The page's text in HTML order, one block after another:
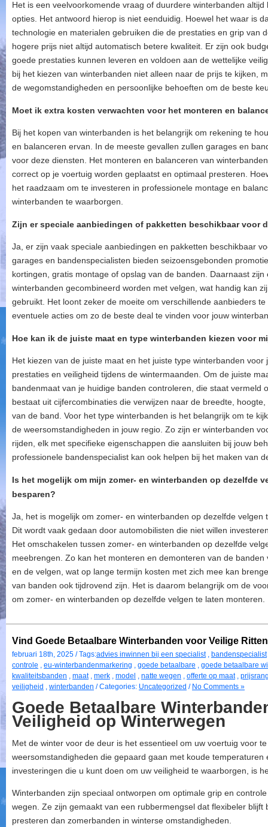
Het is een veelvoorkomende vraag of duurdere winterbanden
opties. Het antwoord hierop is niet eenduidig. Hoewel het waar is
technologie en materialen gebruiken die de prestaties en grip van
hogere prijs niet altijd automatisch betere kwaliteit. Er zijn ook
goede prestaties kunnen leveren en voldoen aan de wettelijke
bij het kiezen van winterbanden niet alleen naar de prijs te kijken,
de wegomstandigheden en persoonlijke behoeften om de beste
Moet ik extra kosten verwachten voor het monteren en
Bij het kopen van winterbanden is het belangrijk om rekening te
en balanceren ervan. In de meeste gevallen zullen garages en
voor deze diensten. Het monteren en balanceren van
correct op je voertuig worden geplaatst en optimaal presteren.
het raadzaam om te investeren in professionele montage en
winterbanden te waarborgen.
Zijn er speciale aanbiedingen of pakketten beschikbaar voor
Ja, er zijn vaak speciale aanbiedingen en pakketten beschikbaar
garages en bandenspecialisten bieden seizoensgebonden
kortingen, gratis montage of opslag van de banden. Daarnaast
winterbanden gecombineerd worden met velgen, wat handig kan
gebruikt. Het loont zeker de moeite om verschillende aanbieders
eventuele acties om zo de beste deal te vinden voor jouw
Hoe kan ik de juiste maat en type winterbanden kiezen voor
Het kiezen van de juiste maat en het juiste type winterbanden
prestaties en veiligheid tijdens de wintermaanden. Om de juiste
bandenmaat van je huidige banden controleren, die staat vermeld
bestaat uit cijfercombinaties die verwijzen naar de breedte,
van de band. Voor het type winterbanden is het belangrijk om te
de weersomstandigheden in jouw regio. Zo zijn er winterbanden
rijden, elk met specifieke eigenschappen die aansluiten bij jouw
professionele bandenspecialist kan ook helpen bij het maken van
Is het mogelijk om mijn zomer- en winterbanden op dezelfde
besparen?
Ja, het is mogelijk om zomer- en winterbanden op dezelfde
Dit wordt vaak gedaan door automobilisten die niet willen
Het omschakelen tussen zomer- en winterbanden op dezelfde
meebrengen. Zo kan het monteren en demonteren van de
en de velgen, wat op lange termijn kosten met zich mee kan
van banden ook tijdrovend zijn. Het is daarom belangrijk om de
om zomer- en winterbanden op dezelfde velgen te laten monteren.
Vind Goede Betaalbare Winterbanden voor Veilige
februari 18th, 2025 / Tags:advies inwinnen bij een specialist, bandenspecialist
controle , eu-winterbandenmarkering , goede betaalbare , goede betaalbare
kwaliteitsbanden , maat, merk , model , natte wegen , offerte op maat,
veiligheid , winterbanden / Categories: Uncategorized / No Comments »
Goede Betaalbare
Veiligheid op Winterwegen
Met de winter voor de deur is het essentieel om uw voertuig voor
weersomstandigheden die gepaard gaan met koude
investeringen die u kunt doen om uw veiligheid te waarborgen, is
Winterbanden zijn speciaal ontworpen om optimale grip en
wegen. Ze zijn gemaakt van een rubbermengsel dat flexibeler
presteren dan zomerbanden in winterse omstandigheden.